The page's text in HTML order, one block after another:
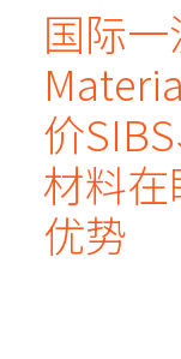
关于我们
产品管线
研发创新
新闻中心
人才招募
国际
价
材料
优势